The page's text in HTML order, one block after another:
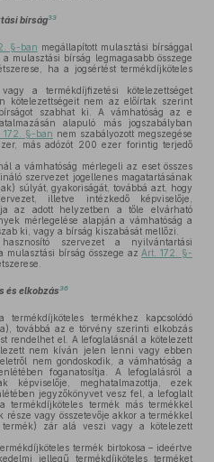
bírság33
§-ban megállapított mulasztási bírsággal
mulasztási bírság legmagasabb összege
ha a jogsértést termékdíjköteles
a termékdíjfizetési kötelezettséget
kötelezettségeit nem az előírtak szerint
szabhat ki. A vámhatóság az e
alapuló más jogszabályban
172. §-ban nem szabályozott megszegése
más adózót 200 ezer forintig terjedő
a vámhatóság mérlegeli az eset összes
szervezet jogellenes magatartásának
súlyát, gyakoriságát, továbbá azt, hogy
illetve intézkedő képviselője,
az adott helyzetben a tőle elvárható
mérlegelése alapján a vámhatóság a
ki, vagy a bírság kiszabását mellőzi.
szervezet a nyilvántartási
mulasztási bírság összege az Art. 172. §-
és elkobzás36
termékhez kapcsolódó
továbbá az e törvény szerinti elkobzás
rendelhet el. A lefoglalásnál a kötelezett
nem kíván jelen lenni vagy ebben
nem gondoskodik, a vámhatóság a
foganatosítja. A lefoglalásról a
képviselője, meghatalmazottja, ezek
jegyzőkönyvet vesz fel, a lefoglalt
termékdíjköteles termék más termékkel
része vagy összetevője akkor a termékkel
zár alá veszi vagy a kötelezett
termék birtokosa – ideértve
jellegű termékdíjköteles terméket